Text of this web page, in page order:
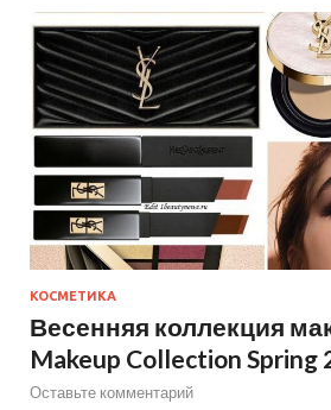
КОСМЕТИКА
Весенняя коллекция
Makeup Collection Spring
Оставьте комментарий